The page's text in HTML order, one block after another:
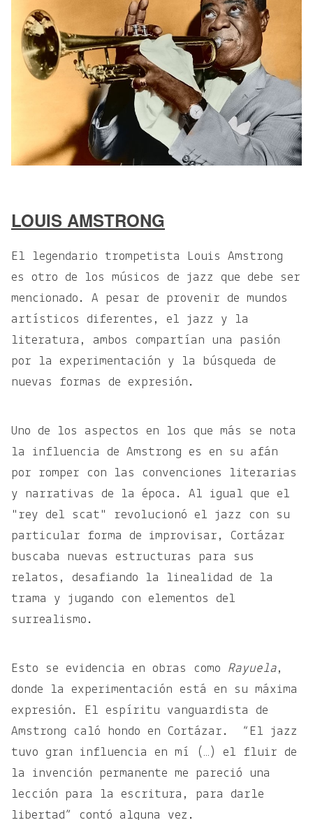
LOUIS AMSTRONG
El legendario trompetista Louis Amstrong
es otro de los músicos de jazz que debe ser
mencionado. A pesar de provenir de mundos
artísticos diferentes, el jazz y la
literatura, ambos compartían una pasión
por la experimentación y la búsqueda de
nuevas formas de expresión.
Uno de los aspectos en los que más se nota
la influencia de Amstrong es en su afán
por romper con las convenciones literarias
y narrativas de la época. Al igual que el
"rey del scat" revolucionó el jazz con su
particular forma de improvisar, Cortázar
buscaba nuevas estructuras para sus
relatos, desafiando la linealidad de la
trama y jugando con elementos del
surrealismo.
Esto se evidencia en obras como Rayuela,
donde la experimentación está en su máxima
expresión. El espíritu vanguardista de
Amstrong caló hondo en Cortázar.
“El jazz
tuvo gran influencia en mí (…) el fluir de
la invención permanente me pareció una
lección para la escritura, para darle
libertad” contó alguna vez.